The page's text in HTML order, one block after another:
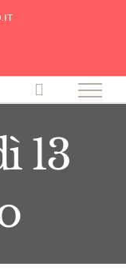
13